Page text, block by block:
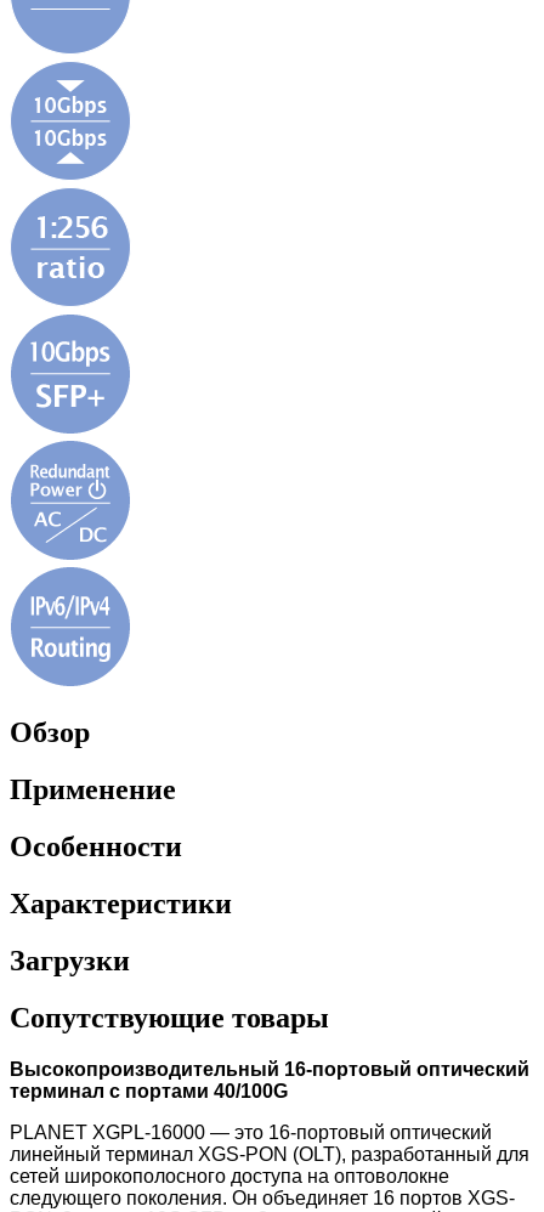
Обзор
Применение
Особенности
Характеристики
Загрузки
Сопутствующие товары
Высокопроизводительный 16-портовый оптический
терминал с портами 40/100G
PLANET XGPL-16000 — это 16-портовый оптический
линейный терминал XGS-PON (OLT), разработанный для
сетей широкополосного доступа на оптоволокне
следующего поколения. Он объединяет 16 портов XGS-